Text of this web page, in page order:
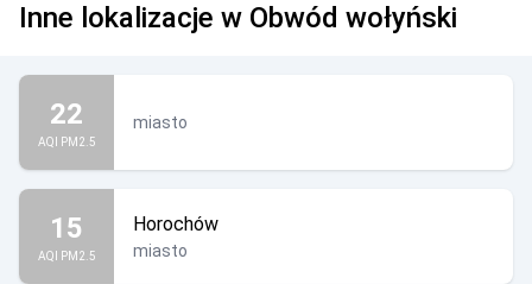
Inne lokalizacje w Obwód wołyński
22
AQI PM2.5
miasto
15
AQI PM2.5
Horochów
miasto